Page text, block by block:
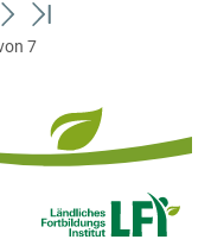
weiter
zum
zum
7